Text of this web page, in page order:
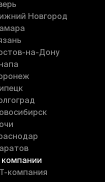
Новгород
на-Дону
компания